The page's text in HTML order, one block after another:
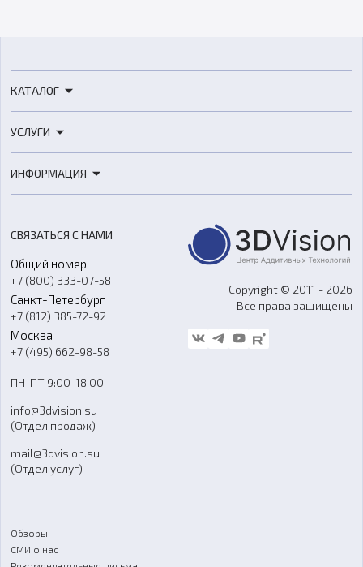
КАТАЛОГ
3D-сканеры
Расходные материалы
Оборудование и материалы для вакуумного литья
Аксессуары и прочее оборудование
Программное обеспечение
УСЛУГИ
3D-моделирование
Ремонт и услуги
ИНФОРМАЦИЯ
О компании
Контакты
Гос. закупки
Стать дилером
Блог
FAQ
СВЯЗАТЬСЯ С НАМИ
Общий номер
+7 (800) 333-07-58
Санкт-Петербург
+7 (812) 385-72-92
Москва
+7 (495) 662-98-58
ПН-ПТ 9:00-18:00
info@3dvision.su
(Отдел продаж)
mail@3dvision.su
(Отдел услуг)
Copyright © 2011 - 2026
Все права защищены
Обзоры
СМИ о нас